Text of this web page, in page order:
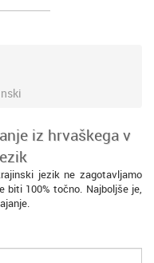
iz hrvaškega v
jezik ne zagotavljamo
biti 100% točno. Najboljše je,